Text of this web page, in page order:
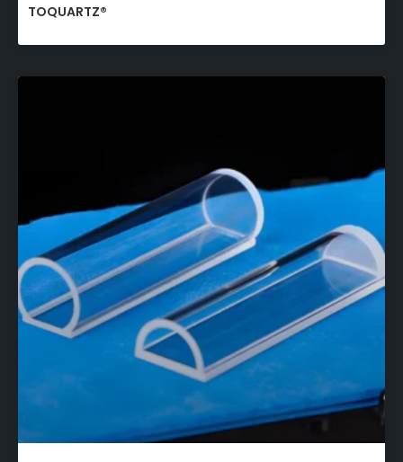
TOQUARTZ®